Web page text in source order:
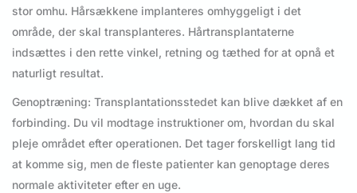
stor omhu. Hårsækkene implanteres omhyggeligt i det
område, der skal transplanteres. Hårtransplantaterne
indsættes i den rette vinkel, retning og tæthed for at opnå et
naturligt resultat.
Genoptræning: Transplantationsstedet kan blive dækket af en
forbinding. Du vil modtage instruktioner om, hvordan du skal
pleje området efter operationen. Det tager forskelligt lang tid
at komme sig, men de fleste patienter kan genoptage deres
normale aktiviteter efter en uge.